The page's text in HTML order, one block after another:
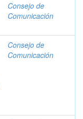
Consejo de
Comunicación
Consejo de
Comunicación